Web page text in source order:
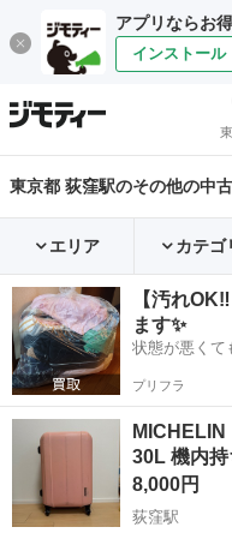
アプリならお
インストール
東京都 荻窪駅のその他の中
エリア カテゴ
【汚れ
ます✨
状態が悪くて
プリフラ
MICHELIN
30L 機内
8,000円
荻窪駅